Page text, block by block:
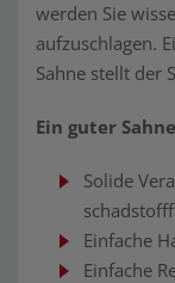
werden Sie
aufzuschlagen.
Sahne stellt der
Ein guter
Solide
Einfache
Einfache